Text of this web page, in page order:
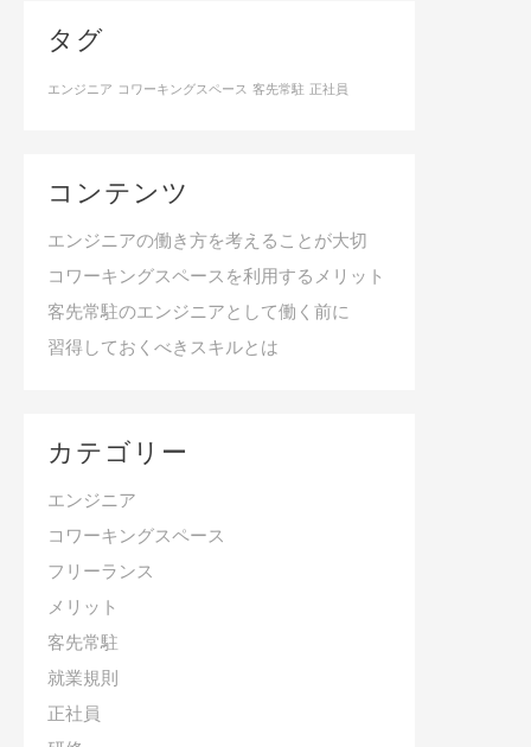
タグ
エンジニア コワーキングスペース 客先常駐 正社員
コンテンツ
エンジニアの働き方を考えることが大切
コワーキングスペースを利用するメリット
客先常駐のエンジニアとして働く前に
習得しておくべきスキルとは
カテゴリー
エンジニア
コワーキングスペース
フリーランス
メリット
客先常駐
就業規則
正社員